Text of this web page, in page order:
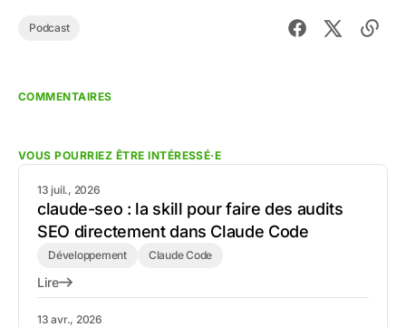
Podcast
COMMENTAIRES
VOUS POURRIEZ ÊTRE INTÉRESSÉ·E
13 juil., 2026
claude-seo : la skill pour faire des audits
SEO directement dans Claude Code
Développement Claude Code
Lire
13 avr., 2026